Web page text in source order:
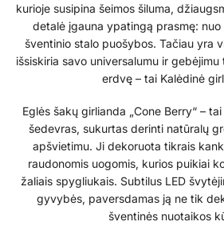
kurioje susipina šeimos šiluma,
detalė įgauna ypatingą prasmę:
šventinio stalo puošybos. Tačiau yra
išsiskiria savo universalumu ir
erdvę – tai Kalėdinė
Eglės šakų girlianda „Cone Berry“ –
šedevras, sukurtas derinti natūralų
apšvietimu. Ji dekoruota tikrais
raudonomis uogomis, kurios puikiai
žaliais spygliukais. Subtilus LED
gyvybės, paversdamas ją ne tik
šventinės nuotaikos